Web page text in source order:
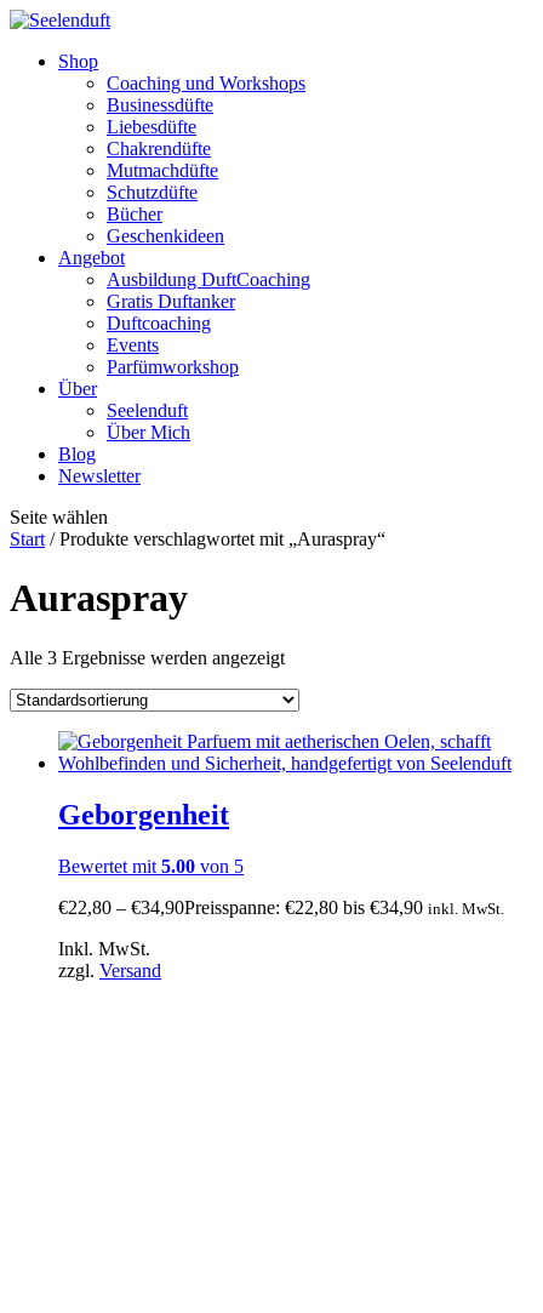
Shop
Coaching und Workshops
Businessdüfte
Liebesdüfte
Chakrendüfte
Mutmachdüfte
Schutzdüfte
Bücher
Geschenkideen
Angebot
Ausbildung DuftCoaching
Gratis Duftanker
Duftcoaching
Events
Parfümworkshop
Über
Seelenduft
Über Mich
Blog
Newsletter
Seite wählen
Start / Produkte verschlagwortet mit „Auraspray“
Auraspray
Alle 3 Ergebnisse werden angezeigt
Geborgenheit
Bewertet mit 5.00 von 5
€22,80 – €34,90Preisspanne: €22,80 bis €34,90 inkl. MwSt.
Inkl. MwSt.
zzgl. Versand